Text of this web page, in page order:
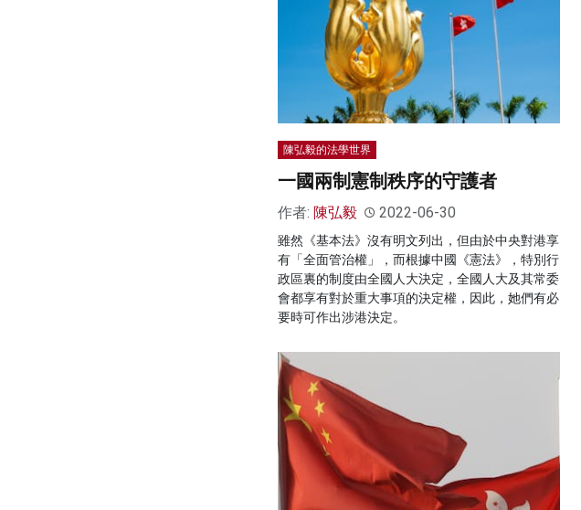
陳弘毅的法學世界
一國兩制憲制秩序的守護者
作者: 陳弘毅 2022-06-30
雖然《基本法》沒有明文列出，但由於中央對港享
有「全面管治權」，而根據中國《憲法》，特別行
政區裏的制度由全國人大決定，全國人大及其常委
會都享有對於重大事項的決定權，因此，她們有必
要時可作出涉港決定。